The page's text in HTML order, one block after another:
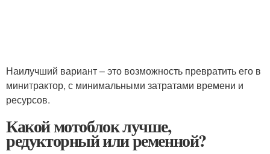
Наилучший вариант – это возможность превратить его в
минитрактор, с минимальными затратами времени и
ресурсов.
Какой мотоблок лучше,
редукторный или ременной?